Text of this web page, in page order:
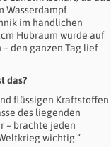
Wasserdampf
im handlichen
Hubraum wurde auf
den ganzen Tag lief
das?
flüssigen Kraftstoffen
des liegenden
– brachte jeden
wichtig.“